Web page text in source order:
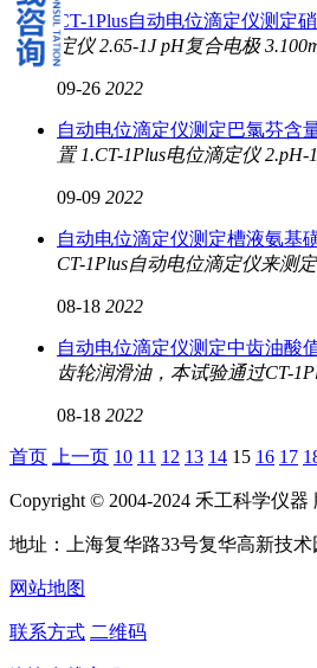
CT-1Plus自动电位滴定仪测定
定仪 2.65-1J pH复合电极
09-26 2022
自动电位滴定仪测定巴氯芬含
置 1.CT-1Plus电位滴定仪 2.pH-
09-09 2022
自动电位滴定仪测定槽液氨基
CT-1Plus自动电位滴定仪来测
08-18 2022
自动电位滴定仪测定中齿油酸
齿轮润滑油，本试验通过CT-
08-18 2022
首页 上一页 10 11 12 13 14 15 16 17
Copyright © 2004-2024 禾工科学仪器
地址：上海复华路33号复华高新技术
网站地图
联系方式 二维码